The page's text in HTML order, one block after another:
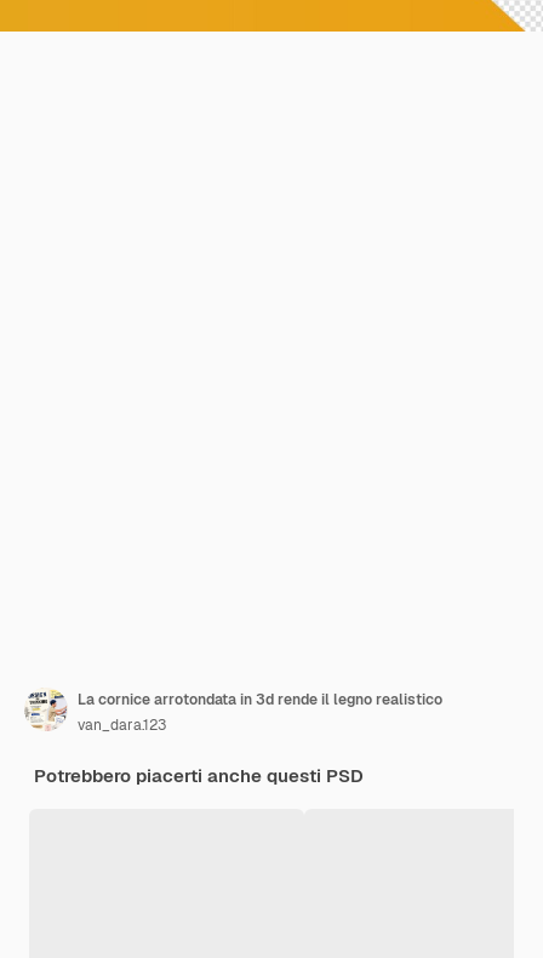
La cornice arrotondata in 3d rende il legno realistico
van_dara.123
Potrebbero piacerti anche questi PSD